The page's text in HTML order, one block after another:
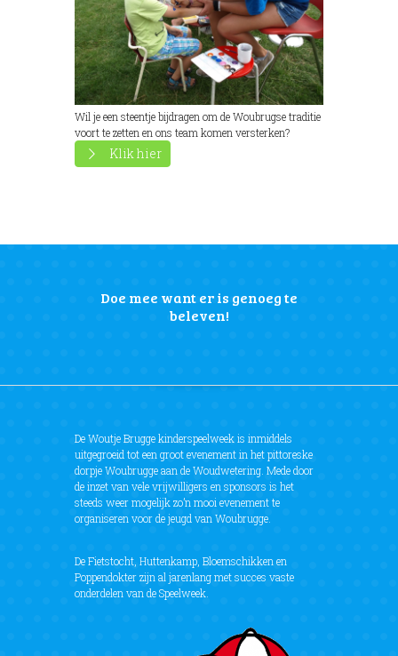
Wil je een steentje bijdragen om de Woubrugse traditie
voort te zetten en ons team komen versterken?
Klik hier
Doe mee want er is genoeg te
beleven!
De Woutje Brugge kinderspeelweek is inmiddels
uitgegroeid tot een groot evenement in het pittoreske
dorpje Woubrugge aan de Woudwetering. Mede door
de inzet van vele vrijwilligers en sponsors is het
steeds weer mogelijk zo’n mooi evenement te
organiseren voor de jeugd van Woubrugge.
De Fietstocht, Huttenkamp, Bloemschikken en
Poppendokter zijn al jarenlang met succes vaste
onderdelen van de Speelweek.